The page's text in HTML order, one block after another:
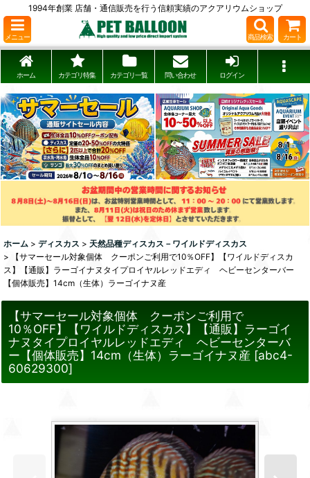
1994年創業 店舗・通信販売を行う信頼実績のアクアリウムショップ
メニュー 商品検索 カート
ホーム カテゴリ特集 カテゴリ一覧 問い合わせ ログイン
ホーム > ディスカス > 天然品種ディスカス－ワイルドディスカス
>
【サマーセール対象個体 クーポンご利用で10％OFF】【ワイルドディスカ
ス】【通販】ラーゴイナヌタイプロイヤルレッドエディ ヘビーセンターバー
【個体販売】14cm（生体）ラーゴイナヌ産
【サマーセール対象個体 クーポンご利用で
10％OFF】【ワイルドディスカス】【通販】ラーゴイ
ナヌタイプロイヤルレッドエディ ヘビーセンターバ
ー【個体販売】14cm（生体）ラーゴイナヌ産 [abc4-
60629300]